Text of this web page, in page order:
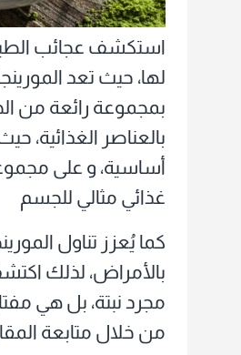
استكشف عجائب
لها، حيث تعد
بمجموعة رائعة من
بالعناصر الغذائية،
أساسية، و على
غذائي مثالي للجسم
كما يُعزز تناول
بالأمراض، لذلك
مجرد نبتة، بل هي
من خلال متابعة